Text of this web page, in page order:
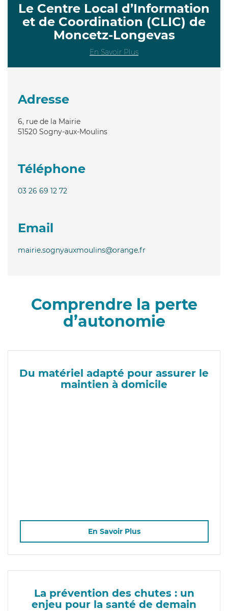
Le Centre Local d’Information
et de Coordination (CLIC) de
Moncetz-Longevas
En Savoir Plus
Adresse
6, rue de la Mairie
51520 Sogny-aux-Moulins
Téléphone
03 26 69 12 72
Email
mairie.sognyauxmoulins@orange.fr
Comprendre la perte
d’autonomie
Du matériel adapté pour assurer le
maintien à domicile
En Savoir Plus
La prévention des chutes : un
enjeu pour la santé de demain